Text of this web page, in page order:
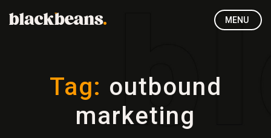
MENU
Tag: outbound
marketing